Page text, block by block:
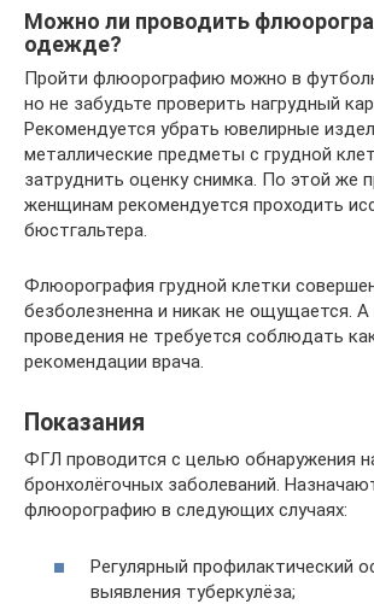
Можно ли проводить
одежде?
Пройти флюорографию можно в
но не забудьте проверить нагрудный
Рекомендуется убрать ювелирные
металлические предметы с грудной
затруднить оценку снимка. По этой же
женщинам рекомендуется проходить
бюстгальтера.
Флюорография грудной клетки
безболезненна и никак не ощущается. А
проведения не требуется соблюдать
рекомендации врача.
Показания
ФГЛ проводится с целью обнаружения
бронхолёгочных заболеваний.
флюорографию в следующих случаях:
Регулярный профилактический
выявления туберкулёза;